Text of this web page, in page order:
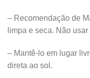
– Recomendação de
limpa e seca. Não
– Mantê-lo em lugar
direta ao sol.